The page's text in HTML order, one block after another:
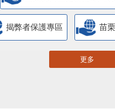
揭弊者保護專區 苗
更多